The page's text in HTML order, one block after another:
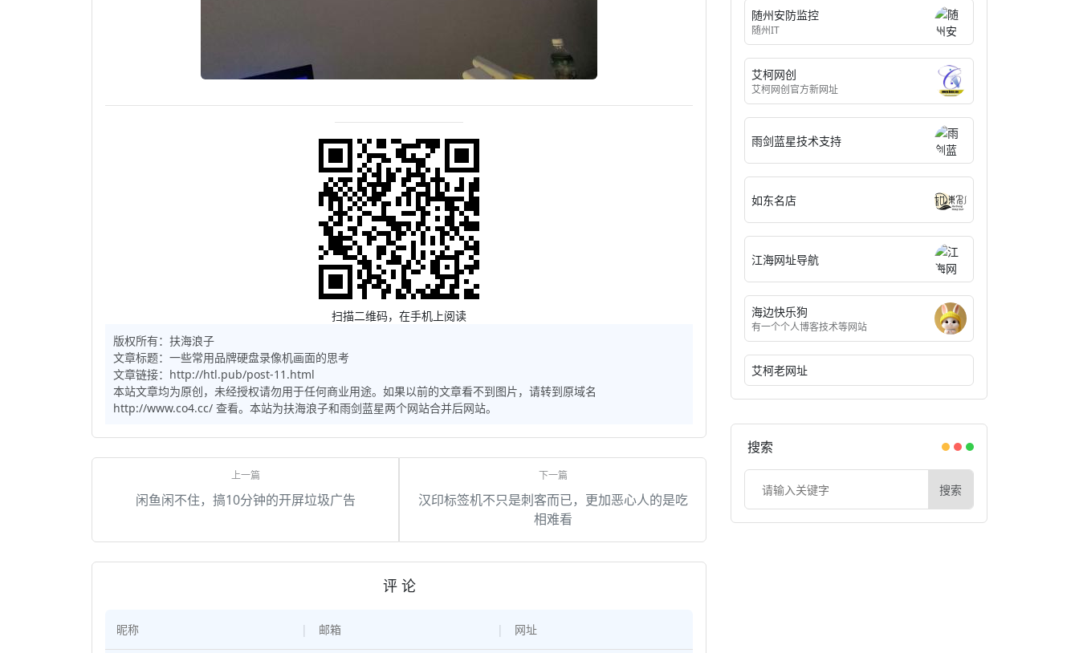
扫描二维码，在手机上阅读
版权所有： 扶海浪子
文章标题： 一些常用品牌硬盘录像机画面的思考
文章链接：http://htl.pub/post-11.html
本站文章均为原创，未经授权请勿用于任何商业用途。如果以前的文章看不到图片，请转到原域名
http://www.co4.cc/ 查看。本站为扶海浪子和雨剑蓝星两个网站合并后网站。
闲鱼闲不住，搞10分钟的开屏垃圾广告
汉印标签机不只是刺客而已，更加恶心人的是吃
相难看
评 论
随州安防监控
随州IT
艾柯网创
艾柯网创官方新网址
雨剑蓝星技术支持
如东名店
江海网址导航
海边快乐狗
有一个个人博客技术等网站
艾柯老网址
搜索
搜索